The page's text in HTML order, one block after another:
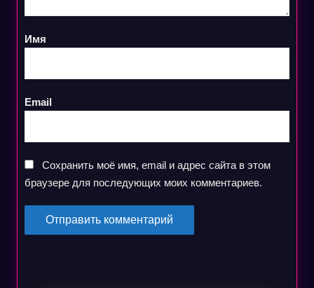
Имя
Email
Сохранить моё имя, email и адрес сайта в этом
браузере для последующих моих комментариев.